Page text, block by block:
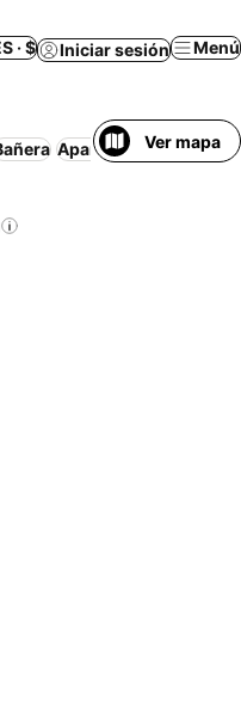
· $ Iniciar sesión Menú
ApartamentoVer mapa